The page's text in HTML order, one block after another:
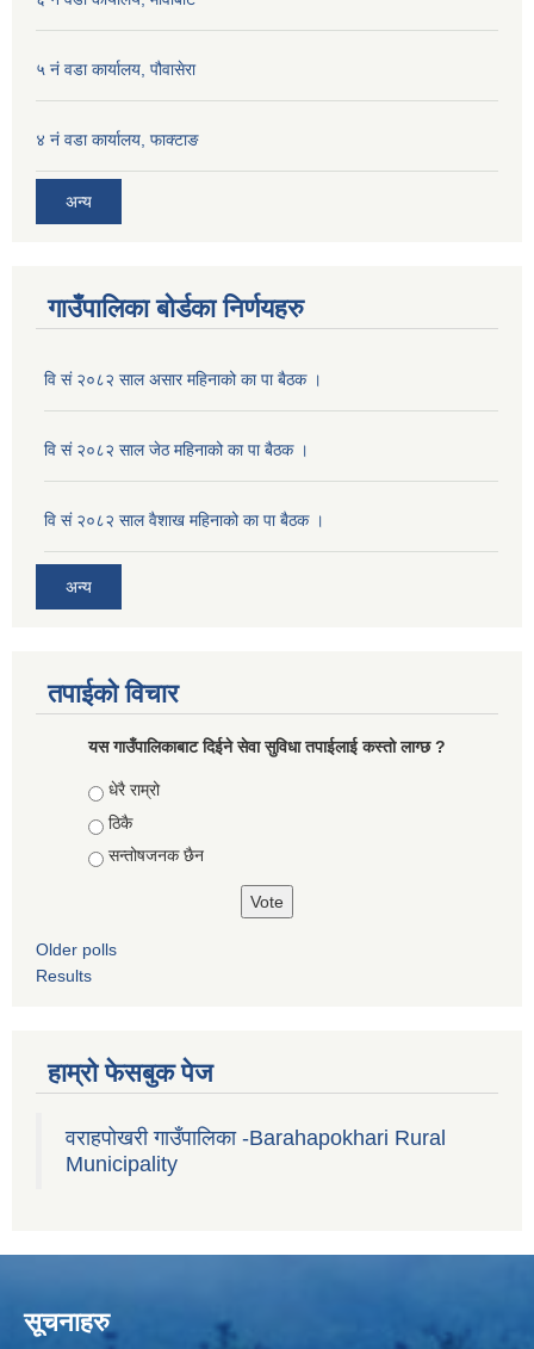
५ नं वडा कार्यालय, पौवासेरा
४ नं वडा कार्यालय, फाक्टाङ
अन्य
गाउँपालिका बोर्डका निर्णयहरु
वि सं २०८२ साल असार महिनाको का पा बैठक ।
वि सं २०८२ साल जेठ महिनाको का पा बैठक ।
वि सं २०८२ साल वैशाख महिनाको का पा बैठक ।
अन्य
तपाईको विचार
यस गाउँपालिकाबाट दिईने सेवा सुविधा तपाईलाई कस्तो लाग्छ ?
Choices
धेरै राम्रो
ठिकै
सन्तोषजनक छैन
Older polls
Results
हाम्रो फेसबुक पेज
वराहपोखरी गाउँपालिका -Barahapokhari Rural
Municipality
सूचनाहरु